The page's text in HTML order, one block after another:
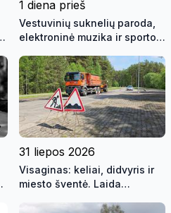
1 diena prieš
Vestuvinių suknelių paroda,
elektroninė muzika ir sporto
2026 08 05 (video)
31 liepos 2026
Visaginas: keliai, didvyris ir
miesto šventė. Laida